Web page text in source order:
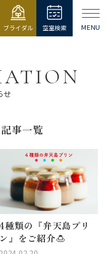
MENU
空室検索
ブライダル
せ
事一覧
種類の『弁天島プリ
ン』をご紹介🍮